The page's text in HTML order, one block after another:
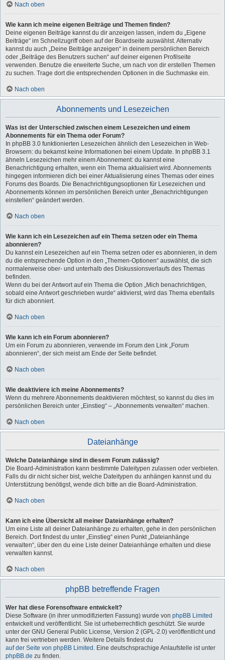
Nach oben
Wie kann ich meine eigenen Beiträge und Themen finden?
Deine eigenen Beiträge kannst du dir anzeigen lassen, indem du „Eigene
Beiträge“ im Schnellzugriff oben auf der Boardseite auswählst. Alternativ
kannst du auch „Deine Beiträge anzeigen“ in deinem persönlichen Bereich
oder „Beiträge des Benutzers suchen“ auf deiner eigenen Profilseite
verwenden. Benutze die erweiterte Suche, um nach von dir erstellen Themen
zu suchen. Trage dort die entsprechenden Optionen in die Suchmaske ein.
Nach oben
Abonnements und Lesezeichen
Was ist der Unterschied zwischen einem Lesezeichen und einem
Abonnements für ein Thema oder Forum?
In phpBB 3.0 funktionierten Lesezeichen ähnlich den Lesezeichen in Web-
Browsern: du bekamst keine Informationen bei einem Update. In phpBB 3.1
ähneln Lesezeichen mehr einem Abonnement: du kannst eine
Benachrichtigung erhalten, wenn ein Thema aktualisiert wird. Abonnements
hingegen informieren dich bei einer Aktualisierung eines Themas oder eines
Forums des Boards. Die Benachrichtigungsoptionen für Lesezeichen und
Abonnements können im persönlichen Bereich unter „Benachrichtigungen
einstellen“ geändert werden.
Nach oben
Wie kann ich ein Lesezeichen auf ein Thema setzen oder ein Thema
abonnieren?
Du kannst ein Lesezeichen auf ein Thema setzen oder es abonnieren, in dem
du die entsprechende Option in den „Themen-Optionen“ auswählst, die sich
normalerweise ober- und unterhalb des Diskussionsverlaufs des Themas
befinden.
Wenn du bei der Antwort auf ein Thema die Option „Mich benachrichtigen,
sobald eine Antwort geschrieben wurde“ aktivierst, wird das Thema ebenfalls
für dich abonniert.
Nach oben
Wie kann ich ein Forum abonnieren?
Um ein Forum zu abonnieren, verwende im Forum den Link „Forum
abonnieren“, der sich meist am Ende der Seite befindet.
Nach oben
Wie deaktiviere ich meine Abonnements?
Wenn du mehrere Abonnements deaktivieren möchtest, so kannst du dies im
persönlichen Bereich unter „Einstieg“ – „Abonnements verwalten“ machen.
Nach oben
Dateianhänge
Welche Dateianhänge sind in diesem Forum zulässig?
Die Board-Administration kann bestimmte Dateitypen zulassen oder verbieten.
Falls du dir nicht sicher bist, welche Dateitypen du anhängen kannst und du
Unterstützung benötigst, wende dich bitte an die Board-Administration.
Nach oben
Kann ich eine Übersicht all meiner Dateianhänge erhalten?
Um eine Liste all deiner Dateianhänge zu erhalten, gehe in den persönlichen
Bereich. Dort findest du unter „Einstieg“ einen Punkt „Dateianhänge
verwalten“, über den du eine Liste deiner Dateianhänge erhalten und diese
verwalten kannst.
Nach oben
phpBB betreffende Fragen
Wer hat diese Forensoftware entwickelt?
Diese Software (in ihrer unmodifizierten Fassung) wurde von phpBB Limited
entwickelt und veröffentlicht. Sie ist urheberrechtlich geschützt. Sie wurde
unter der GNU General Public License, Version 2 (GPL-2.0) veröffentlicht und
kann frei vertrieben werden. Weitere Details findest du
auf der Seite von phpBB Limited . Eine deutschsprachige Anlaufstelle ist unter
phpBB.de zu finden.